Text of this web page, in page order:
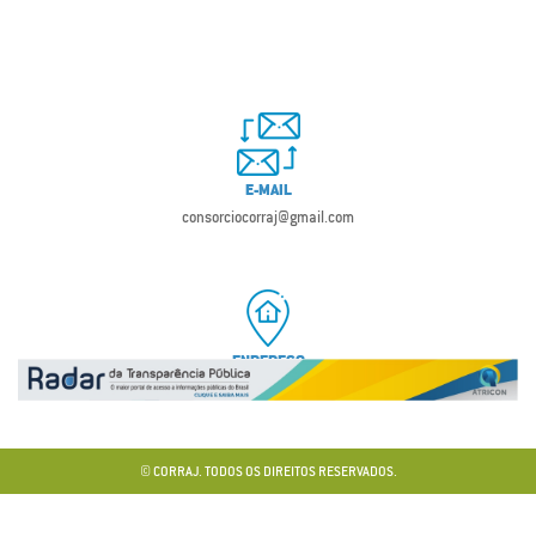
E-MAIL
consorciocorraj@gmail.com
ENDEREÇO
Avenida Carlos Roberto Costa, s/n, Bastiana, Iguatu – CE, CEP 63507-075
© CORRAJ. TODOS OS DIREITOS RESERVADOS.